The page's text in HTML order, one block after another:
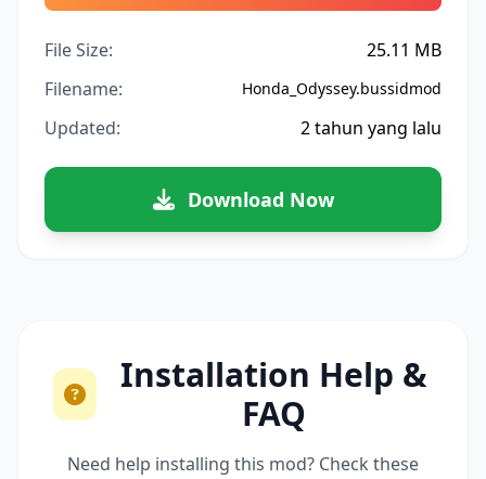
File Size:
25.11 MB
Filename:
Honda_Odyssey.bussidmod
Updated: 2 tahun yang lalu
Download Now
Installation Help &
FAQ
Need help installing this mod? Check these